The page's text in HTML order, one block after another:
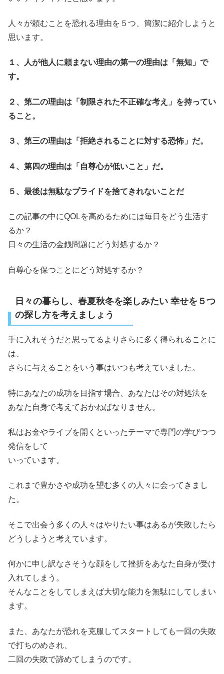
人々が頼むことを恐れる理由を５つ、簡潔に紹介しようと
思います。
１、人が他人に頼まない理由の第一の理由は「無知」で
す。
２、第二の理由は「制限された不正確な考え」を持ってい
ること。
３、第三の理由は「拒絶されることに対する恐怖」だ。
４、第四の理由は「自尊心が低いこと」だ。
５、最後は無駄なプライドを捨てきれないことだ
この記事の中にQOLを高めるためには毎日をどう生活す
るか？
日々の生活の金銭問題にどう対処するか？
自尊心を保つことにどう対処するか？
日々の暮らし、春夏秋冬を楽しみたい 幸せを５つ
の探し方を考えましょう
手に入れそうだと思ってるよりさらに多く得られることに
は、
さらに与えることをいう事はいつも考えていました。
特にあなたの成功を目指す場合、あなたはその対処法を
あなた自身で考えておかねばなりません。
私はお金やライブを開くといったテーマで専門の学びつつ
発信をして
いっています。
これまで豊かさや成功を望む多くの人々に会ってきまし
た。
そこで出会う多くの人々はやりたい事はあるが失敗したら
どうしようと考えています。
何かに申し訳なさそうな顔をして挫折をあなた自身が受け
入れてしまう。
そんなことをしてしまえば大切な能力を無駄にしてしまい
ます。
また、あなたが恐れを克服してスタートしても一回の失敗
で打ちのめされ、
二回の失敗で諦めてしまうのです。